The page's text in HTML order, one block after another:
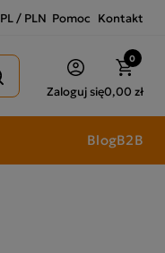
PL / PLN Pomoc Kontakt
Zaloguj się
0
0,00 zł
BlogB2B